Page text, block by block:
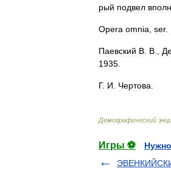
рый подвел
Opera omnia ser.
Паевский В В
1935
Г. И Чертова
Демографический
Игры ⚽